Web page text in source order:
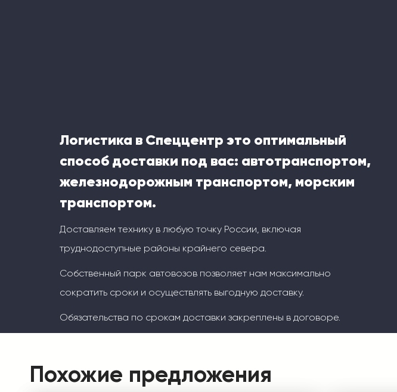
Логистика в Спеццентр это оптимальный
способ доставки под вас: автотранспортом,
железнодорожным транспортом, морским
транспортом.
Доставляем технику в любую точку России, включая
труднодоступные районы крайнего севера.
Собственный парк автовозов позволяет нам максимально
сократить сроки и осуществлять выгодную доставку.
Обязательства по срокам доставки закреплены в договоре.
Похожие предложения